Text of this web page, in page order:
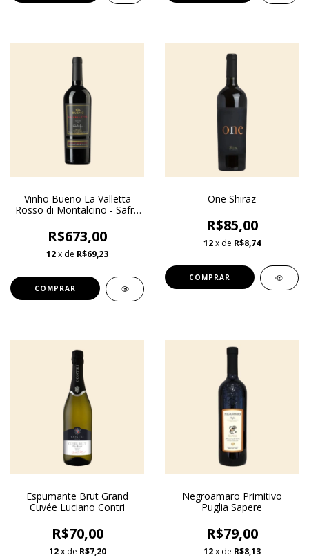
Vinho Bueno La Valletta
Rosso di Montalcino - Safra
R$673,00
12x de R$69,23
One Shiraz
R$85,00
12 x de R$8,74
Espumante Brut Grand
Cuvée Luciano Contri
R$70,00
12 x de R$7,20
Negroamaro Primitivo
Puglia Sapere
R$79,00
12 x de R$8,13